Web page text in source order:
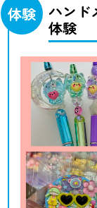
体験
ハンド
体験